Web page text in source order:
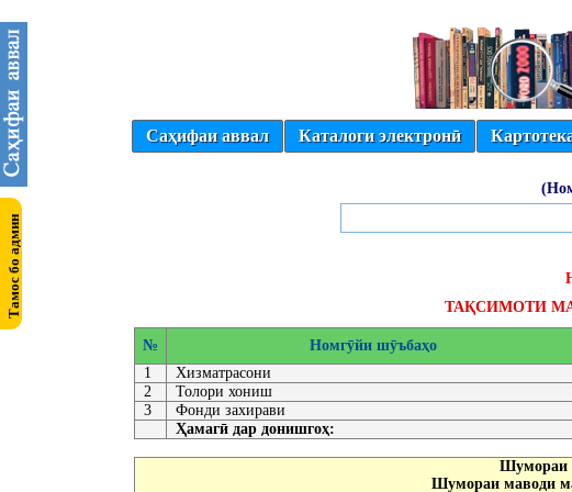
Саҳифаи аввал Каталоги электронӣ
ТАҚСИМОТИ
№ Номгӯйи шӯъбаҳо
1
Хизматрасони
2
Толори хониш
3
Фонди захирави
Ҳамагӣ дар донишгоҳ:
Шумораи
Шумораи маводи